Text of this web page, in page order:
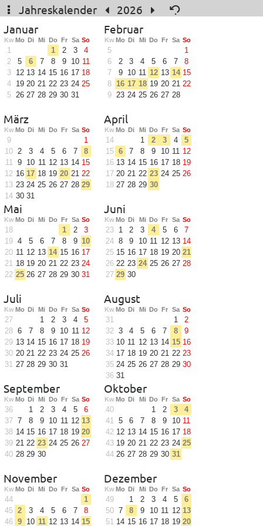
Jahreskalender
2026
Januar
Kw Mo Di Mi Do Fr Sa So
1 1 2 3
4
2
5 6 7 8 9 10 11
3
12 13 14 15 16 17 18
4
19 20 21 22 23 24 25
5 26 27 28 29 30 31
Februar
KwMo Di Mi Do Fr Sa So
5
1
6
2 3 4 5 6 7
8
7
9 10 11 12 13 14 15
8 16 17 18 19 20 21 22
9 23 24 25 26 27 28
März
Kw Mo Di Mi Do Fr Sa So
9
1
10 2 3 4 5 6 7
8
11 9 10 11 12 13 14 15
12 16 17 18 19 20 21 22
13 23 24 25 26 27 28 29
14 30 31
April
KwMo Di Mi Do Fr Sa So
14 1 2 3 4
5
15 6 7 8 9 10 11 12
16 13 14 15 16 17 18 19
17 20 21 22 23 24 25 26
18 27 28 29 30
Mai
Kw Mo Di Mi Do Fr Sa So
18 1 2
3
19 4 5 6 7 8 9 10
20 11 12 13 14 15 16 17
21 18 19 20 21 22 23 24
22 25 26 27 28 29 30 31
Juni
KwMo Di Mi Do Fr Sa So
23 1 2 3 4 5 6
7
24 8 9 10 11 12 13 14
25 15 16 17 18 19 20 21
26 22 23 24 25 26 27 28
27 29 30
Juli
Kw Mo Di Mi Do Fr Sa So
27 1 2 3 4
5
28 6 7 8 9 10 11 12
29 13 14 15 16 17 18 19
30 20 21 22 23 24 25 26
31 27 28 29 30 31
August
KwMo Di Mi Do Fr Sa So
31 1
2
32 3 4 5 6 7 8
9
33 10 11 12 13 14 15 16
34 17 18 19 20 21 22 23
35 24 25 26 27 28 29 30
36 31
September
Kw Mo Di Mi Do Fr Sa So
36 1 2 3 4 5
6
37 7 8 9 10 11 12 13
38 14 15 16 17 18 19 20
39 21 22 23 24 25 26 27
40 28 29 30
Oktober
KwMo Di Mi Do Fr Sa So
40 1 2 3
4
41 5 6 7 8 9 10 11
42 12 13 14 15 16 17 18
43 19 20 21 22 23 24 25
44 26 27 28 29 30 31
November
Kw Mo Di Mi Do Fr Sa So
44
1
45 2 3 4 5 6 7
8
46 9 10 11 12 13 14 15
Dezember
KwMo Di Mi Do Fr Sa So
49 1 2 3 4 5
6
50 7 8 9 10 11 12 13
51 14 15 16 17 18 19 20